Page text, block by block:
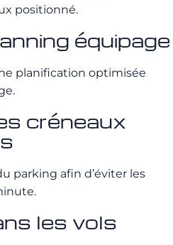
positionné.
équipage
planification optimisée
créneaux
parking afin d’éviter les
les vols